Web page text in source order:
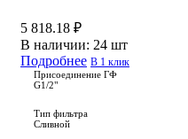
5 818.18 ₽
В наличии: 24 шт
Подробнее В 1 клик
Присоединение ГФ
G1/2"
Тип фильтра
Сливной